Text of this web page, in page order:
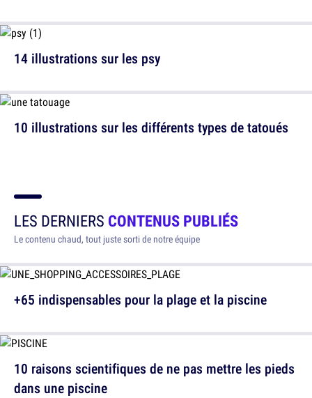
10 illustrations sur les différents types de tatoués
14 illustrations sur les psy
LES DERNIERS CONTENUS PUBLIÉS
Le contenu chaud, tout juste sorti de notre équipe
+65 indispensables pour la plage et la piscine
10 raisons scientifiques de ne pas mettre les pieds
dans une piscine